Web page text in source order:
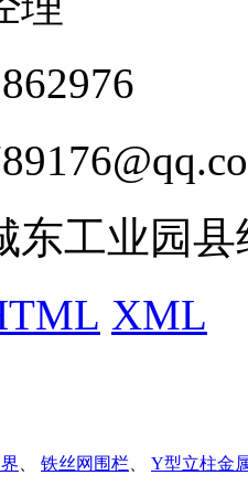
东工业园县
XML
铁丝网围栏
Y型立柱金